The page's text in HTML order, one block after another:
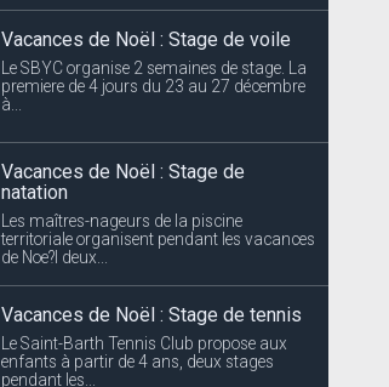
Vacances de Noël : Stage de voile
Le SBYC organise 2 semaines de stage. La
premiere de 4 jours du 23 au 27 décembre
à...
Vacances de Noël : Stage de
natation
Les maîtres-nageurs de la piscine
territoriale organisent pendant les vacances
de Noe?l deux...
Vacances de Noël : Stage de tennis
Le Saint-Barth Tennis Club propose aux
enfants à partir de 4 ans, deux stages
pendant les...